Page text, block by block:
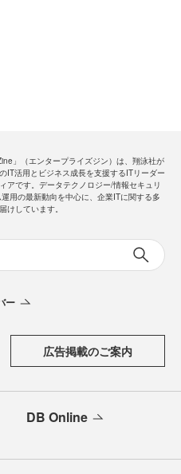
」（エンタープライズジン）は、翔泳社が
IT活用とビジネス成長を支援するITリーダー
アです。データテクノロジー/情報セキュリ
用の最新動向を中心に、企業ITに関する多
けしています。
ー
広告掲載のご案内
DB Online